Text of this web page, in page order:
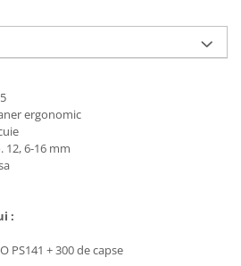
geamuri
ergonomic
12, 6-16 mm
:
PS141 + 300 de capse